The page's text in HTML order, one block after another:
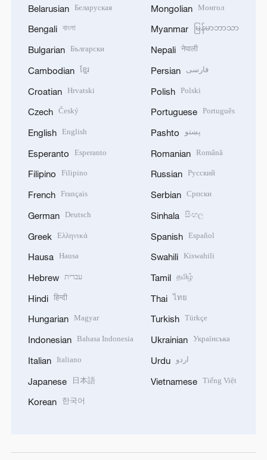
Belarusian Беларуская
Bengali বাংলা
Bulgarian Български
Cambodian ខ្មែរ
Croatian Hrvatski
Czech Český
English English
Esperanto Esperanto
Filipino Filipino
French Français
German Deutsch
Greek Ελληνικά
Hausa Hausa
Hebrew עברית
Hindi हिन्दी
Hungarian Magyar
Indonesian Bahasa Indonesia
Italian Italiano
Japanese 日本語
Korean 한국어
Mongolian Монгол
Myanmar မြန်မာဘာသာ
Nepali नेपाली
Persian فارسی
Polish Polski
Portuguese Português
Pashto پښتو
Romanian Română
Russian Русский
Serbian Српски
Sinhala සිංහල
Spanish Español
Swahili Kiswahili
Tamil தமிழ்
Thai ไทย
Turkish Türkçe
Ukrainian Українська
Urdu اردو
Vietnamese Tiếng Việt